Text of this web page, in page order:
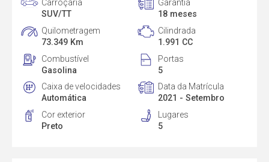
Carroçaria
SUV/TT
Garantia
18 meses
Quilometragem
73.349 Km
Cilindrada
1.991 CC
Combustível
Gasolina
Portas
5
Caixa de velocidades
Automática
Data da Matrícula
2021 - Setembro
Cor exterior
Preto
Lugares
5